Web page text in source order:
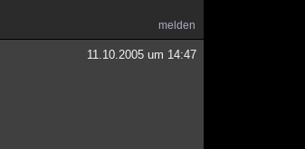
melden
11.10.2005 um 14:47